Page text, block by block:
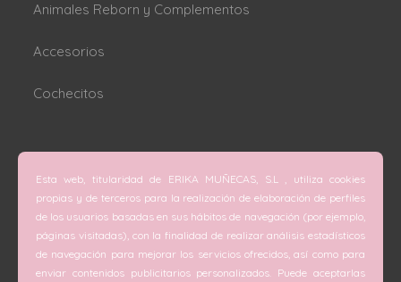
Animales Reborn y Complementos
Accesorios
Cochecitos
C/ San Vicente Mártir nº 74 (Valencia).
C/ Doctor Melis nº 6 (Grao de Gandía).
Teléfono
Esta web, titularidad de ERIKA MUÑECAS, S.L , utiliza cookies
propias y de terceros para la realización de elaboración de perfiles
de los usuarios basadas en sus hábitos de navegación (por ejemplo,
páginas visitadas), con la finalidad de realizar análisis estadísticos
de navegación para mejorar los servicios ofrecidos, así como para
enviar contenidos publicitarios personalizados. Puede aceptarlas